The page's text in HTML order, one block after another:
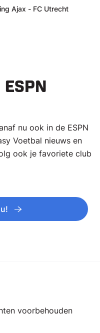
Ajax - FC Utrecht
ESPN
nu ook in de ESPN
Voetbal nieuws en
ook je favoriete club
voorbehouden